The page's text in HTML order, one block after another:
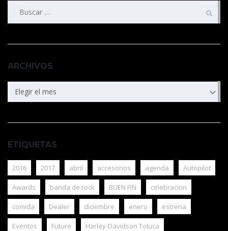
ARCHIVOS
ARCHIVOS
Elegir el mes
ETIQUETAS
2016 2017 abril accesorios agenda Autopilot
Awards banda de rock BUEN FIN celebracion
comida Dealer diciembre enero estrena
Eventos Future Harley-Davidson Toluca